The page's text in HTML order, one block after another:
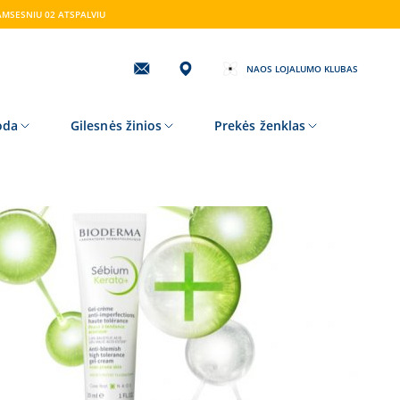
02 ATSPALVIU
Užprenumeruokite
NAOS LOJALUMO KLUBAS
Gilesnės žinios Prekės ženklas